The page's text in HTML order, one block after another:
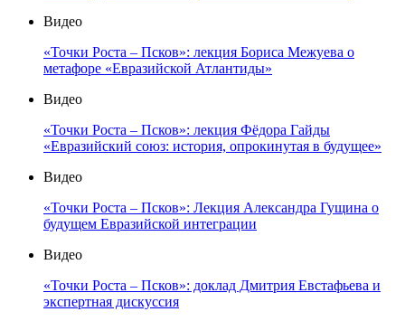
Видео
«Точки Роста – Псков»: лекция Бориса Межуева о
метафоре «Евразийской Атлантиды»
Видео
«Точки Роста – Псков»: лекция Фёдора Гайды
«Евразийский союз: история, опрокинутая в будущее»
Видео
«Точки Роста – Псков»: Лекция Александра Гущина о
будущем Евразийской интеграции
Видео
«Точки Роста – Псков»: доклад Дмитрия Евстафьева и
экспертная дискуссия